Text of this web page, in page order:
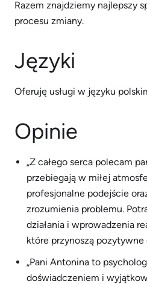
Razem znajdziemy najlepszy
procesu zmiany.
Języki
Oferuję usługi w języku
Opinie
„Z całego serca polecam
przebiegają w miłej
profesjonalne podejście
zrozumienia problemu.
działania i wprowadzenia
które przynoszą pozytywne
„Pani Antonina to
doświadczeniem i